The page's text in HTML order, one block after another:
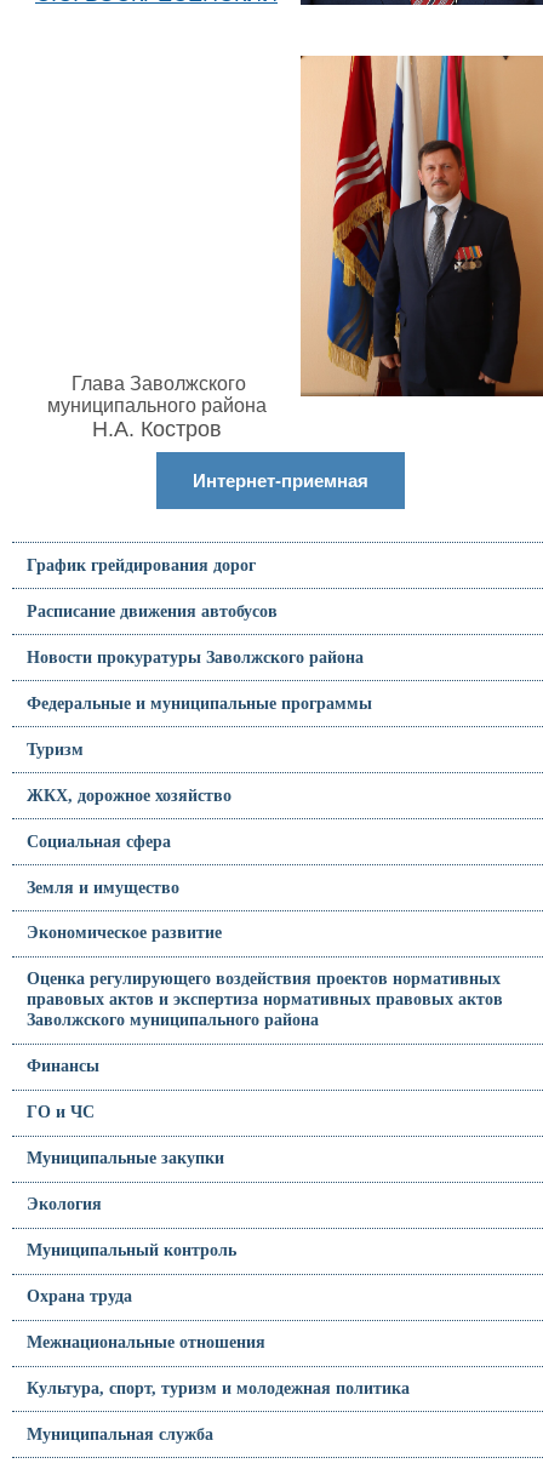
Глава Заволжского
муниципального района
Н.А. Костров
Интернет-приемная
График грейдирования дорог
Расписание движения автобусов
Новости прокуратуры Заволжского района
Федеральные и муниципальные программы
Туризм
ЖКХ, дорожное хозяйство
Социальная сфера
Земля и имущество
Экономическое развитие
Оценка регулирующего воздействия проектов нормативных
правовых актов и экспертиза нормативных правовых актов
Заволжского муниципального района
Финансы
ГО и ЧС
Муниципальные закупки
Экология
Муниципальный контроль
Охрана труда
Межнациональные отношения
Культура, спорт, туризм и молодежная политика
Муниципальная служба